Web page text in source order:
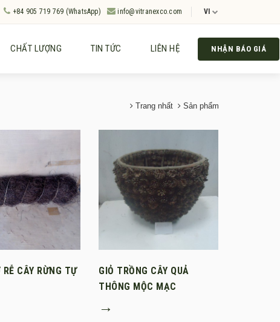
+84 905 719 769 (WhatsApp) info@vitranexco.com VI
CHẤT LƯỢNG TIN TỨC LIÊN HỆ NHẬN BÁO GIÁ
Trang nhất Sản phẩm
RỄ CÂY RỪNG TỰ
GIỎ TRỒNG CÂY QUẢ
THÔNG MỘC MẠC
→